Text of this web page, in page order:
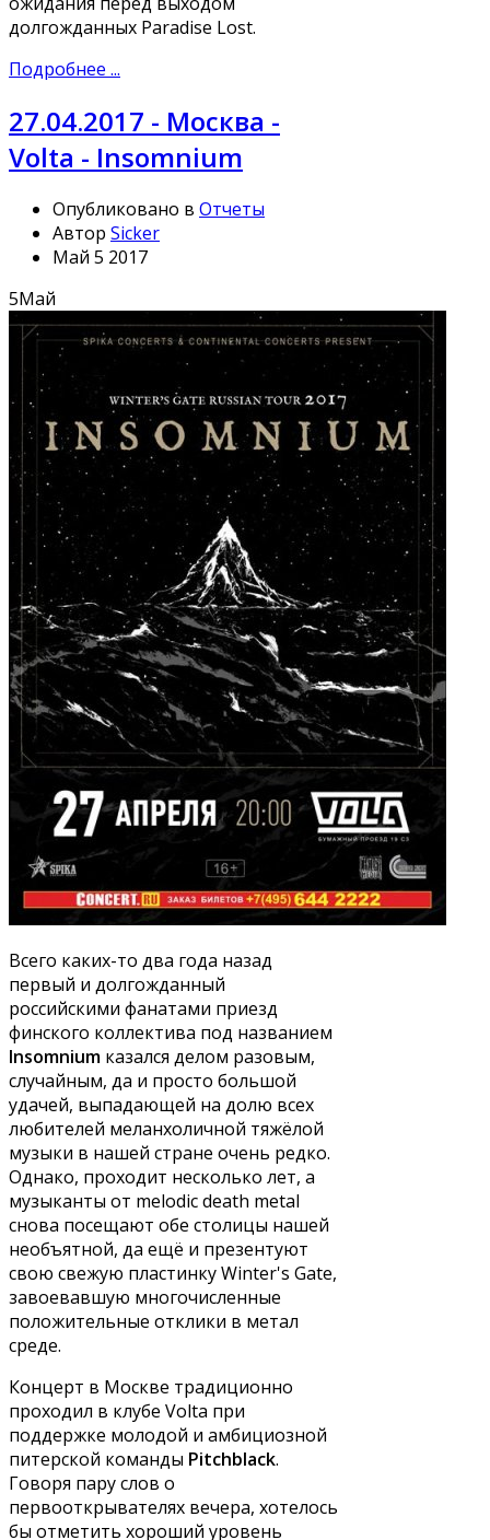
долгожданных Paradise Lost.
Подробнее ...
27.04.2017 - Москва -
Volta - Insomnium
Опубликовано в Отчеты
Автор Sicker
Май 5 2017
5Май
Всего каких-то два года назад
первый и долгожданный
российскими фанатами приезд
финского коллектива под названием
Insomnium казался делом разовым,
случайным, да и просто большой
удачей, выпадающей на долю всех
любителей меланхоличной тяжёлой
музыки в нашей стране очень редко.
Однако, проходит несколько лет, а
музыканты от melodic death metal
снова посещают обе столицы нашей
необъятной, да ещё и презентуют
свою свежую пластинку Winter's Gate,
завоевавшую многочисленные
положительные отклики в метал
среде.
Концерт в Москве традиционно
проходил в клубе Volta при
поддержке молодой и амбициозной
питерской команды Pitchblack.
Говоря пару слов о
первооткрывателях вечера, хотелось
бы отметить хороший уровень